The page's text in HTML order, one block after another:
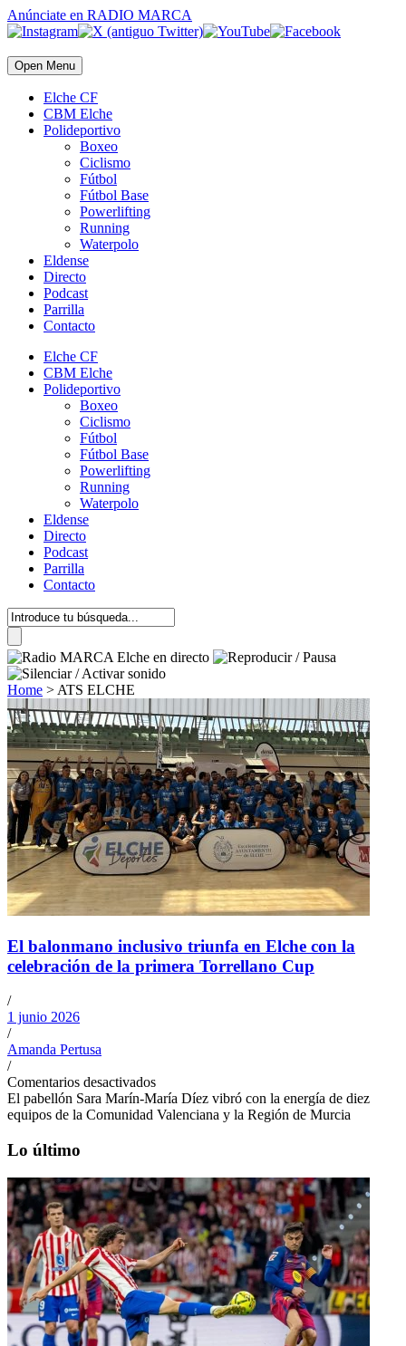
Anúnciate en RADIO MARCA
Open Menu
Elche CF
CBM Elche
Polideportivo
Boxeo
Ciclismo
Fútbol
Fútbol Base
Powerlifting
Running
Waterpolo
Eldense
Directo
Podcast
Parrilla
Contacto
Elche CF
CBM Elche
Polideportivo
Boxeo
Ciclismo
Fútbol
Fútbol Base
Powerlifting
Running
Waterpolo
Eldense
Directo
Podcast
Parrilla
Contacto
Home > ATS ELCHE
El balonmano inclusivo triunfa en Elche con la
celebración de la primera Torrellano Cup
/
1 junio 2026
/
Amanda Pertusa
/
Comentarios desactivados
El pabellón Sara Marín-María Díez vibró con la energía de diez
equipos de la Comunidad Valenciana y la Región de Murcia
Lo último